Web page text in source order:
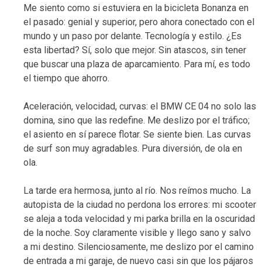
Me siento como si estuviera en la bicicleta Bonanza en
el pasado: genial y superior, pero ahora conectado con el
mundo y un paso por delante. Tecnología y estilo. ¿Es
esta libertad? Sí, solo que mejor. Sin atascos, sin tener
que buscar una plaza de aparcamiento. Para mí, es todo
el tiempo que ahorro.
Aceleración, velocidad, curvas: el BMW CE 04 no solo las
domina, sino que las redefine. Me deslizo por el tráfico;
el asiento en sí parece flotar. Se siente bien. Las curvas
de surf son muy agradables. Pura diversión, de ola en
ola.
La tarde era hermosa, junto al río. Nos reímos mucho. La
autopista de la ciudad no perdona los errores: mi scooter
se aleja a toda velocidad y mi parka brilla en la oscuridad
de la noche. Soy claramente visible y llego sano y salvo
a mi destino. Silenciosamente, me deslizo por el camino
de entrada a mi garaje, de nuevo casi sin que los pájaros